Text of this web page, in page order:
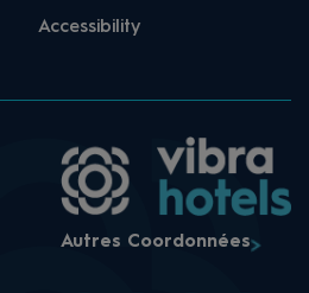
Accessibility
Autres Coordonnées